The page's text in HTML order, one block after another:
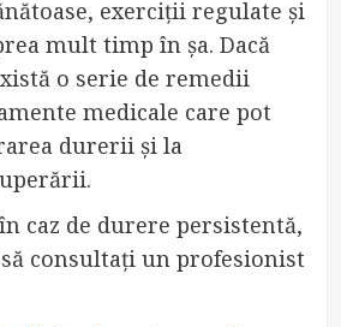
exerciții regulate și
mult timp în șa. Dacă
o serie de remedii
medicale care pot
durerii și la
caz de durere persistentă,
consultați un profesionist